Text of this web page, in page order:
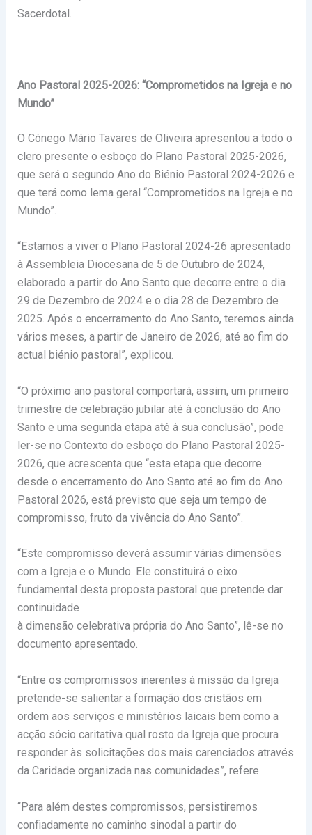
Sacerdotal.
Ano Pastoral 2025-2026: “Comprometidos na Igreja e no
Mundo”
O Cónego Mário Tavares de Oliveira apresentou a todo o
clero presente o esboço do Plano Pastoral 2025-2026,
que será o segundo Ano do Biénio Pastoral 2024-2026 e
que terá como lema geral “Comprometidos na Igreja e no
Mundo”.
“Estamos a viver o Plano Pastoral 2024-26 apresentado
à Assembleia Diocesana de 5 de Outubro de 2024,
elaborado a partir do Ano Santo que decorre entre o dia
29 de Dezembro de 2024 e o dia 28 de Dezembro de
2025. Após o encerramento do Ano Santo, teremos ainda
vários meses, a partir de Janeiro de 2026, até ao fim do
actual biénio pastoral”, explicou.
“O próximo ano pastoral comportará, assim, um primeiro
trimestre de celebração jubilar até à conclusão do Ano
Santo e uma segunda etapa até à sua conclusão”, pode
ler-se no Contexto do esboço do Plano Pastoral 2025-
2026, que acrescenta que “esta etapa que decorre
desde o encerramento do Ano Santo até ao fim do Ano
Pastoral 2026, está previsto que seja um tempo de
compromisso, fruto da vivência do Ano Santo”.
“Este compromisso deverá assumir várias dimensões
com a Igreja e o Mundo. Ele constituirá o eixo
fundamental desta proposta pastoral que pretende dar
continuidade
à dimensão celebrativa própria do Ano Santo”, lê-se no
documento apresentado.
“Entre os compromissos inerentes à missão da Igreja
pretende-se salientar a formação dos cristãos em
ordem aos serviços e ministérios laicais bem como a
acção sócio caritativa qual rosto da Igreja que procura
responder às solicitações dos mais carenciados através
da Caridade organizada nas comunidades”, refere.
“Para além destes compromissos, persistiremos
confiadamente no caminho sinodal a partir do